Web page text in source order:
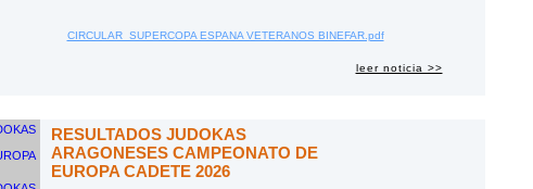
CIRCULAR_SUPERCOPA ESPANA VETERANOS BINEFAR.pdf
leer noticia >>
RESULTADOS JUDOKAS
ARAGONESES CAMPEONATO DE
EUROPA CADETE 2026